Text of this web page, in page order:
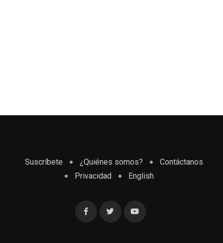
Suscríbete ¿Quiénes somos?
Contáctanos
Privacidad
English